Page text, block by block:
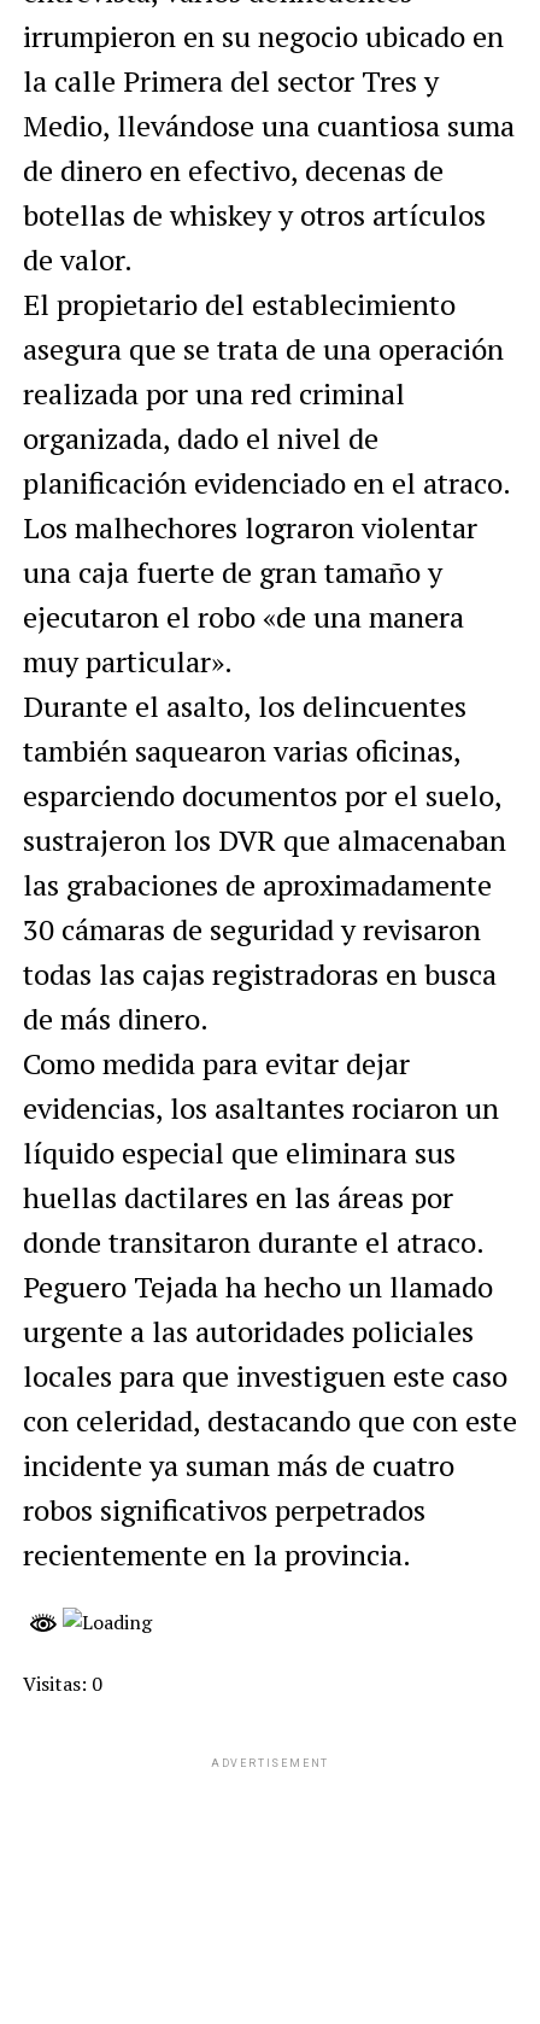
irrumpieron en su negocio ubicado en
la calle Primera del sector Tres y
Medio, llevándose una cuantiosa suma
de dinero en efectivo, decenas de
botellas de whiskey y otros artículos
de valor.
El propietario del establecimiento
asegura que se trata de una operación
realizada por una red criminal
organizada, dado el nivel de
planificación evidenciado en el atraco.
Los malhechores lograron violentar
una caja fuerte de gran tamaño y
ejecutaron el robo «de una manera
muy particular».
Durante el asalto, los delincuentes
también saquearon varias oficinas,
esparciendo documentos por el suelo,
sustrajeron los DVR que almacenaban
las grabaciones de aproximadamente
30 cámaras de seguridad y revisaron
todas las cajas registradoras en busca
de más dinero.
Como medida para evitar dejar
evidencias, los asaltantes rociaron un
líquido especial que eliminara sus
huellas dactilares en las áreas por
donde transitaron durante el atraco.
Peguero Tejada ha hecho un llamado
urgente a las autoridades policiales
locales para que investiguen este caso
con celeridad, destacando que con este
incidente ya suman más de cuatro
robos significativos perpetrados
recientemente en la provincia.
Visitas: 0
ADVERTISEMENT